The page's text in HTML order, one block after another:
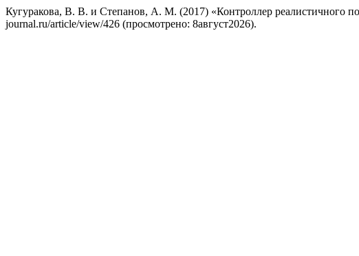
Кугуракова, В. В. и Степанов, А. М. (2017) «Контроллер реалистичного
journal.ru/article/view/426 (просмотрено: 8август2026).